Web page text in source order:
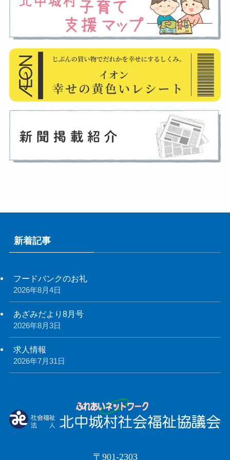
新着記事
フードバンクのお礼
2026年8月4日
あざみだより8月号
2026年8月3日
求人情報
2026年7月31日
〒901-2303